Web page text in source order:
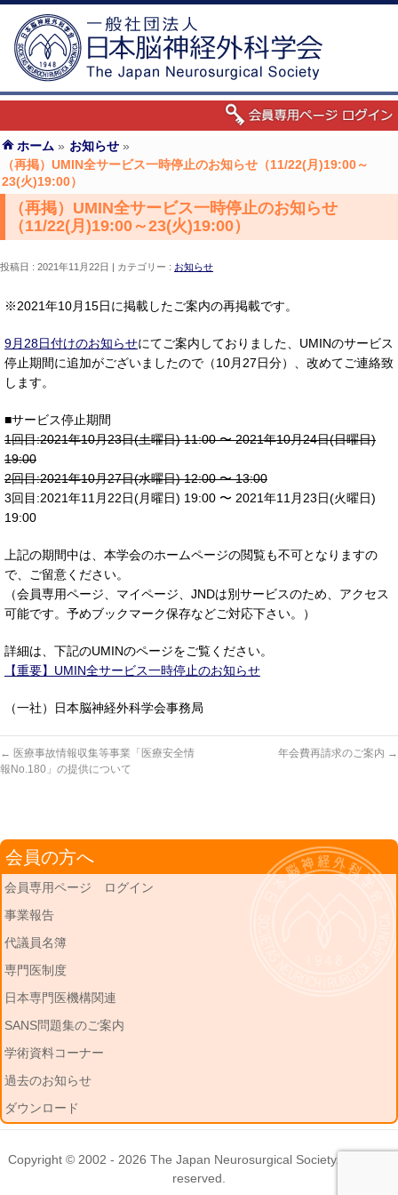
ホーム » お知らせ »
（再掲）UMIN全サービス一時停止のお知らせ（11/22(月)19:00～
23(火)19:00）
（再掲）UMIN全サービス一時停止のお知らせ
（11/22(月)19:00～23(火)19:00）
投稿日 : 2021年11月22日 カテゴリー : お知らせ
※2021年10月15日に掲載したご案内の再掲載です。
9月28日付けのお知らせにてご案内しておりました、UMINのサービス
停止期間に追加がございましたので（10月27日分）、改めてご連絡致
します。
■サービス停止期間
1回目:2021年10月23日(土曜日) 11:00 〜 2021年10月24日(日曜日)
19:00
2回目:2021年10月27日(水曜日) 12:00 〜 13:00
3回目:2021年11月22日(月曜日) 19:00 〜 2021年11月23日(火曜日)
19:00
上記の期間中は、本学会のホームページの閲覧も不可となりますの
で、ご留意ください。
（会員専用ページ、マイページ、JNDは別サービスのため、アクセス
可能です。予めブックマーク保存などご対応下さい。）
詳細は、下記のUMINのページをご覧ください。
【重要】UMIN全サービス一時停止のお知らせ
（一社）日本脳神経外科学会事務局
← 医療事故情報収集等事業「医療安全情
報No.180」の提供について
年会費再請求のご案内 →
会員の方へ
会員専用ページ ログイン
事業報告
代議員名簿
専門医制度
日本専門医機構関連
SANS問題集のご案内
学術資料コーナー
過去のお知らせ
ダウンロード
Copyright © 2002 - 2026 The Japan Neurosurgical Society. All rights
reserved.